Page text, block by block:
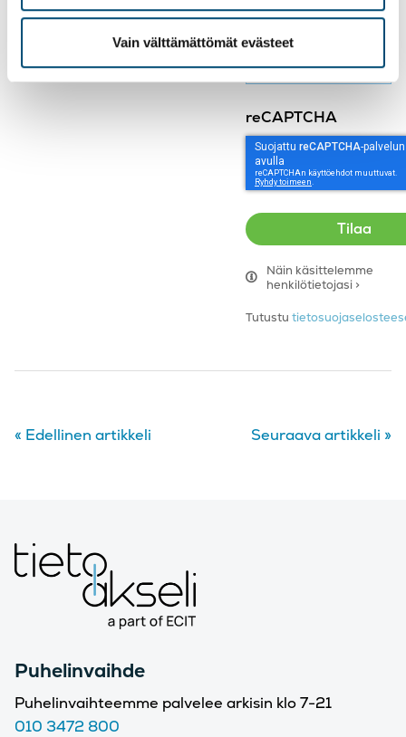
Vain välttämättömät evästeet
Tilaa uutiskirjeemme
reCAPTCHA
Näin käsittelemme
henkilötietojasi >
Tutustu
« Edellinen artikkeli Seuraava artikkeli »
Puhelinvaihde
Puhelinvaihteemme palvelee arkisin klo 7-21
010 3472 800